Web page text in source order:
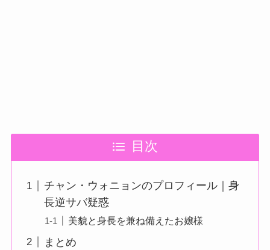
目次
チャン・ウォニョンのプロフィール｜身
長逆サバ疑惑
美貌と身長を兼ね備えたお嬢様
まとめ